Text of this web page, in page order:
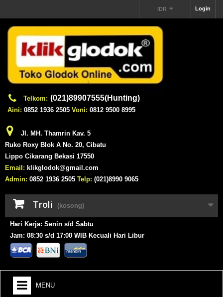
Login
IDR
Telkom: (021)89907555(Hunting)
Aini: 0852 1936 2505 Voni: 0812 9500 8995
Jl. MH. Thamrin Kav. 5
Ruko Roxy Blok A No. 20, Cibatu
Lippo Cikarang Bekasi 17550
Email: klikglodok@gmail.com
Admin: 0852 1936 2505 Telp: (021)8990 9065
Troli (kosong)
Hari Kerja: Senin s/d Sabtu
Jam: 08:30 s/d 17:00 WIB Kecuali Hari Libur
MENU